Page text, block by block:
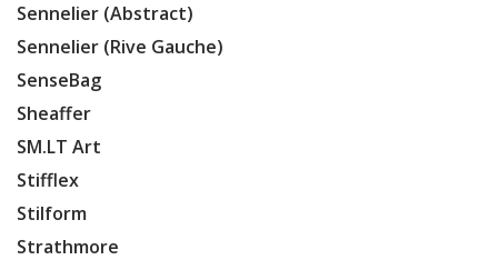
Sennelier (Abstract)
Sennelier (Rive Gauche)
SenseBag
Sheaffer
SM.LT Art
Stifflex
Stilform
Strathmore